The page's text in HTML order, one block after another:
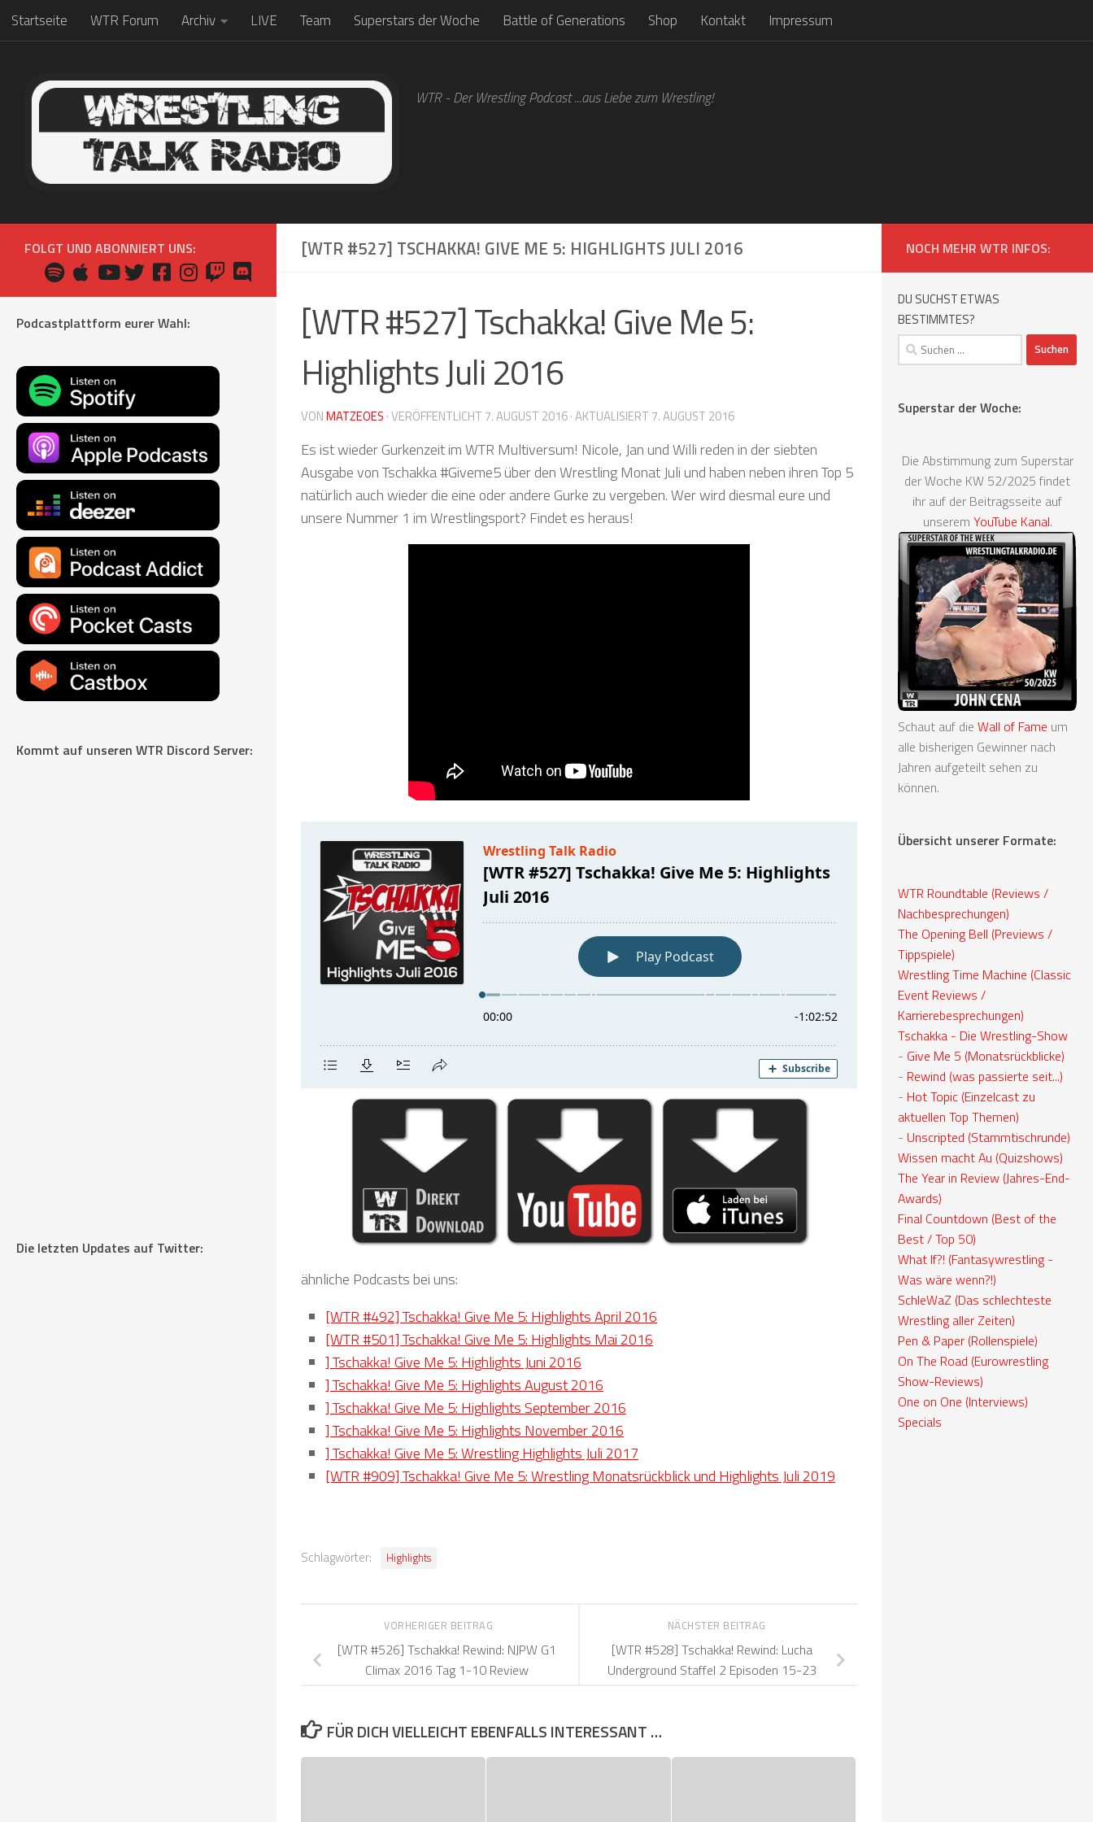
Zum Inhalt springen
Startseite WTR Forum Archiv LIVE Team Superstars der Woche Battle of Generations Shop Kontakt Impressum
WTR - Der Wrestling Podcast ...aus Liebe zum Wrestling!
[WTR #527] TSCHAKKA! GIVE ME 5: HIGHLIGHTS JULI 2016
[WTR #527] Tschakka! Give Me 5:
Highlights Juli 2016
VONMATZEOES · VERÖFFENTLICHT 7. AUGUST 2016· AKTUALISIERT 7. AUGUST 2016
Es ist wieder Gurkenzeit im WTR Multiversum! Nicole, Jan und Willi reden in der siebten
Ausgabe von Tschakka #Giveme5 über den Wrestling Monat Juli und haben neben ihren Top 5
natürlich auch wieder die eine oder andere Gurke zu vergeben. Wer wird diesmal eure und
unsere Nummer 1 im Wrestlingsport? Findet es heraus!
ähnliche Podcasts bei uns:
[WTR #492] Tschakka! Give Me 5: Highlights April 2016
[WTR #501] Tschakka! Give Me 5: Highlights Mai 2016
] Tschakka! Give Me 5: Highlights Juni 2016
] Tschakka! Give Me 5: Highlights August 2016
] Tschakka! Give Me 5: Highlights September 2016
] Tschakka! Give Me 5: Highlights November 2016
] Tschakka! Give Me 5: Wrestling Highlights Juli 2017
[WTR #909] Tschakka! Give Me 5: Wrestling Monatsrückblick und Highlights Juli 2019
Schlagwörter: Highlights
NÄCHSTER BEITRAG
[WTR #528] Tschakka! Rewind: Lucha
Underground Staffel 2 Episoden 15-23
VORHERIGER BEITRAG
[WTR #526] Tschakka! Rewind: NJPW G1
Climax 2016 Tag 1-10 Review
FÜR DICH VIELLEICHT EBENFALLS INTERESSANT …
FOLGT UND ABONNIERT UNS:
Podcastplattform eurer Wahl:
Kommt auf unseren WTR Discord Server:
Die letzten Updates auf Twitter:
NOCH MEHR WTR INFOS:
DU SUCHST ETWAS
BESTIMMTES?
Suchen
nach:
Superstar der Woche:
Die Abstimmung zum Superstar
der Woche KW 52/2025 findet
ihr auf der Beitragsseite auf
unserem YouTube Kanal.
Schaut auf die Wall of Fame um
alle bisherigen Gewinner nach
Jahren aufgeteilt sehen zu
können.
Übersicht unserer Formate:
WTR Roundtable (Reviews /
Nachbesprechungen)
The Opening Bell (Previews /
Tippspiele)
Wrestling Time Machine (Classic
Event Reviews /
Karrierebesprechungen)
Tschakka - Die Wrestling-Show
- Give Me 5 (Monatsrückblicke)
- Rewind (was passierte seit...)
- Hot Topic (Einzelcast zu
aktuellen Top Themen)
- Unscripted (Stammtischrunde)
Wissen macht Au (Quizshows)
The Year in Review (Jahres-End-
Awards)
Final Countdown (Best of the
Best / Top 50)
What If?! (Fantasywrestling -
Was wäre wenn?!)
SchleWaZ (Das schlechteste
Wrestling aller Zeiten)
Pen & Paper (Rollenspiele)
On The Road (Eurowrestling
Show-Reviews)
One on One (Interviews)
Specials